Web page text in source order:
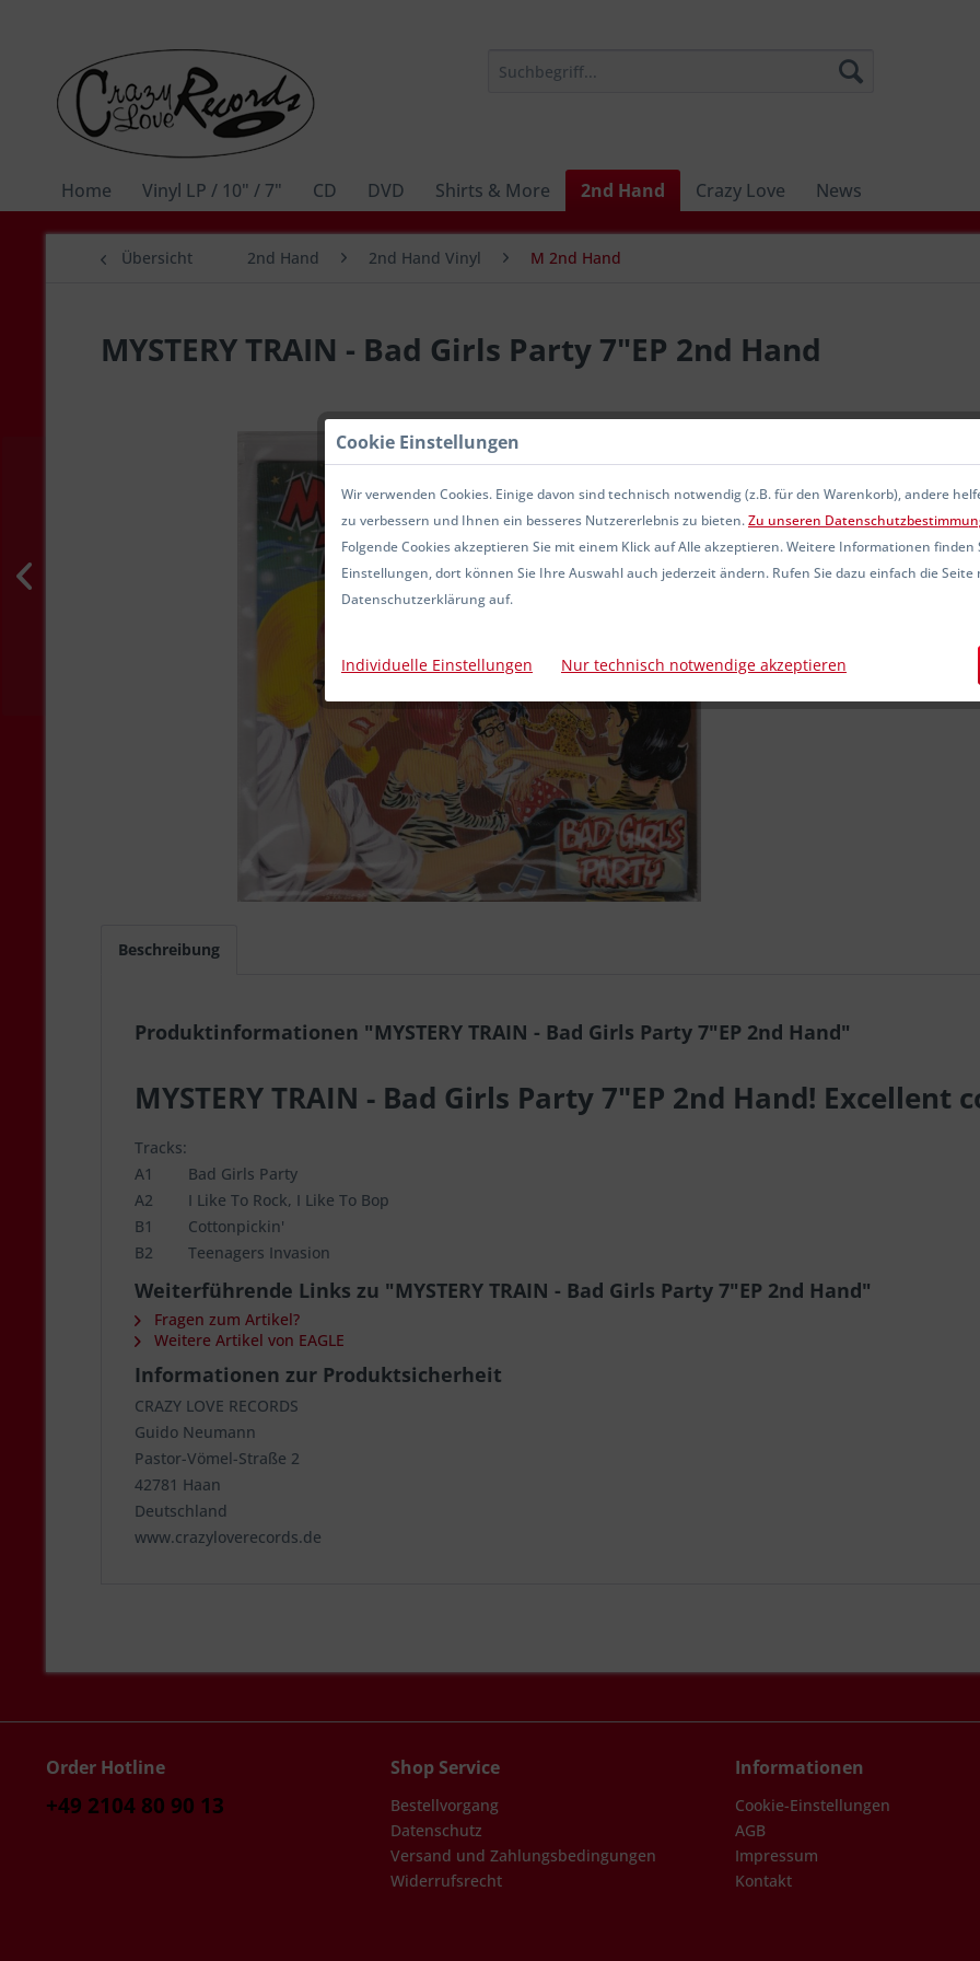
Home Vinyl LP / 10" / 7" CD DVD Shirts & More 2nd Hand Crazy Love News
Übersicht 2nd Hand 2nd Hand Vinyl M 2nd Hand
MYSTERY TRAIN - Bad Girls Party 7"EP 2nd Hand
Sofort
Beschreibung
Produktinformationen "MYSTERY TRAIN - Bad Girls Party 7"EP 2nd Hand"
MYSTERY TRAIN - Bad Girls Party 7"EP 2nd Hand! Excellent
Tracks:
A1 Bad Girls Party
A2 I Like To Rock, I Like To Bop
B1 Cottonpickin'
B2 Teenagers Invasion
Weiterführende Links zu "MYSTERY TRAIN - Bad Girls Party 7"EP 2nd Hand"
Fragen zum Artikel?
Weitere Artikel von EAGLE
Informationen zur Produktsicherheit
CRAZY LOVE RECORDS
Guido Neumann
Pastor-Vömel-Straße 2
42781 Haan
Deutschland
www.crazyloverecords.de
Order Hotline
+49 2104 80 90 13
Shop Service
Bestellvorgang
Datenschutz
Versand und Zahlungsbedingungen
Widerrufsrecht
Informationen
Cookie-Einstellungen
AGB
Impressum
Kontakt
Cookie Einstellungen
Wir verwenden Cookies. Einige davon sind technisch notwendig (z.B. für den Warenkorb), andere
zu verbessern und Ihnen ein besseres Nutzererlebnis zu bieten.Zu unseren
Folgende Cookies akzeptieren Sie mit einem Klick auf Alle akzeptieren. Weitere Informationen finden
Einstellungen, dort können Sie Ihre Auswahl auch jederzeit ändern. Rufen Sie dazu einfach die Seite
Datenschutzerklärung auf.
Individuelle Einstellungen Nur technisch notwendige akzeptieren